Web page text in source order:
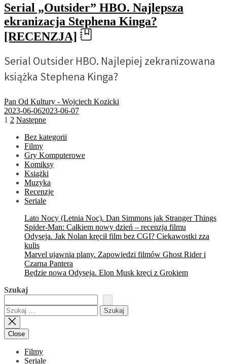
Serial „Outsider” HBO. Najlepsza
ekranizacja Stephena Kinga?
[RECENZJA]
Serial Outsider HBO. Najlepiej zekranizowana
książka Stephena Kinga?
Pan Od Kultury - Wojciech Kozicki
2023-06-062023-06-07
Stronicowanie
wpisów
1 2 Następne
Bez kategorii
Filmy
Gry Komputerowe
Komiksy
Książki
Muzyka
Recenzje
Seriale
Lato Nocy (Letnia Noc). Dan Simmons jak Stranger Things
Spider-Man: Całkiem nowy dzień – recenzja filmu
Odyseja. Jak Nolan kręcił film bez CGI? Ciekawostki zza
kulis
Marvel ujawnia plany. Zapowiedzi filmów Ghost Rider i
Czarna Pantera
Będzie nowa Odyseja. Elon Musk kręci z Grokiem
Szukaj
Szukaj:
Close
Filmy
Seriale